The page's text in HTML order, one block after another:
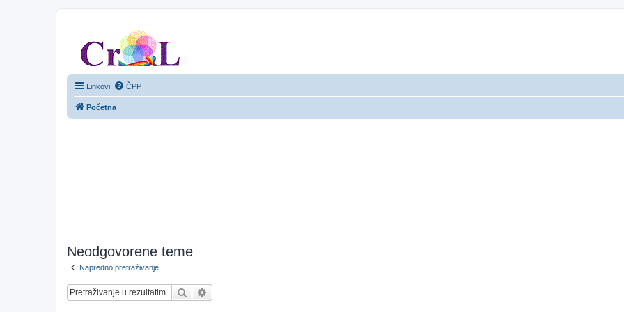
Linkovi ČPP
Početna
Neodgovorene teme
Napredno pretraživanje
Pretražnik